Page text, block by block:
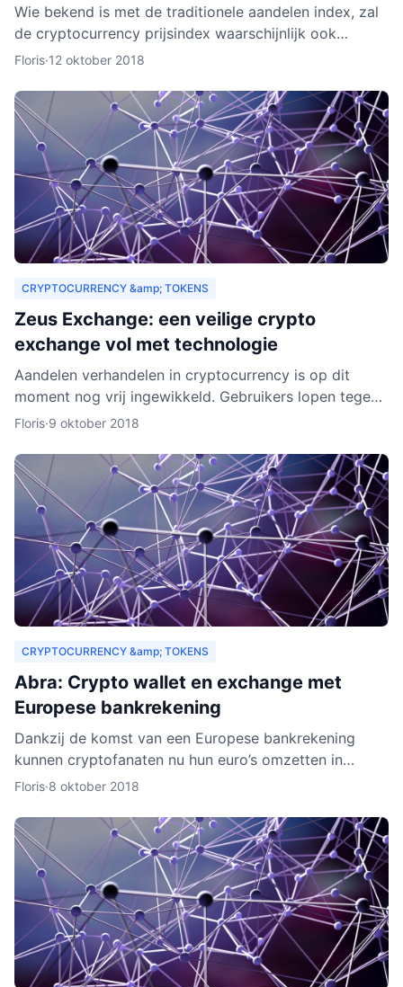
Wie bekend is met de traditionele aandelen index, zal
de cryptocurrency prijsindex waarschijnlijk ook
interessant vinden. In dit artikel behandelen we hoe
Floris·12 oktober 2018
CRYPTOCURRENCY &amp; TOKENS
Zeus Exchange: een veilige crypto
exchange vol met technologie
Aandelen verhandelen in cryptocurrency is op dit
moment nog vrij ingewikkeld. Gebruikers lopen tegen
drempels aan. Er gelden bijvoorbeeld strenge regels,
Floris·9 oktober 2018
CRYPTOCURRENCY &amp; TOKENS
Abra: Crypto wallet en exchange met
Europese bankrekening
Dankzij de komst van een Europese bankrekening
kunnen cryptofanaten nu hun euro’s omzetten in
cryptogeld. Hiervoor hoeft alleen geld gestort te
Floris·8 oktober 2018